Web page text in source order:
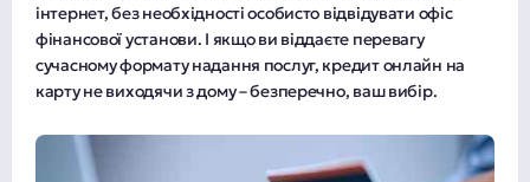
інтернет, без необхідності особисто відвідувати офіс
фінансової установи. І якщо ви віддаєте перевагу
сучасному формату надання послуг, кредит онлайн на
карту не виходячи з дому – безперечно, ваш вибір.